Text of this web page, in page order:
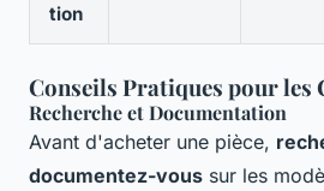
tion
Conseils Pratiques pour les
Recherche et Documentation
Avant d'acheter une pièce,
documentez-vous sur les